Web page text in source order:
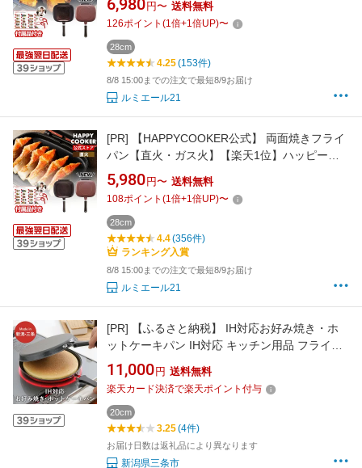
面フライパン ハッピークッカーグルメパン 魚
焼き 両面焼きグリルパン グリル 餃子 ハンバー
グ ホットケーキ フッ素加工 27cm IH対応
6,980 円〜 送料無料
126ポイント (1倍+1倍UP)〜
28cm
4.25(153件)
8/8 15:00までの注文で最短8/9お届け
ルミエール21
[PR]
【HAPPYCOOKER公式】 両面焼きフライ
パン【直火・ガス火】【楽天1位】ハッピーク
ッカーグルメパン / 両面フライパン 両面焼きグ
リルパン 肉料理 両面焼きフライパン 魚焼きグ
リル 魚焼き器 グリル プレゼント ホットサンド
メーカー フッ素加工 27cm
5,980 円〜 送料無料
108ポイント (1倍+1倍UP)〜
28cm
4.4(356件)
ランキング入賞
8/8 15:00までの注文で最短8/9お届け
ルミエール21
[PR]
【ふるさと納税】 IH対応お好み焼き・ホ
ットケーキパン IH対応 キッチン用品 フライパ
ン 燕三条製 新生活 一人暮らし 【011S092】
11,000 円 送料無料
楽天カード決済で楽天ポイント付与
20cm
3.25(4件)
お届け日数は返礼品により異なります
新潟県三条市